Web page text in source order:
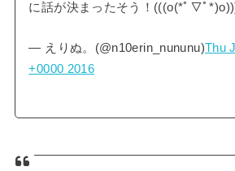
に話が決まったそう！(((o(*ﾟ▽ﾟ
— えりぬ。(@n10erin_nununu)Thu
+0000 2016